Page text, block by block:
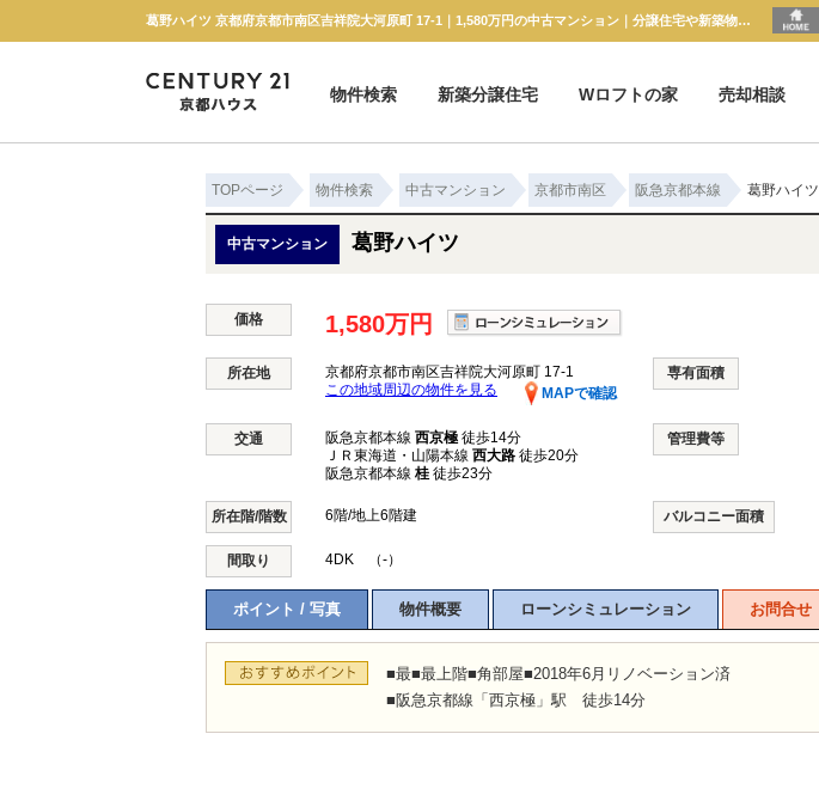
葛野ハイツ 京都府京都市南区吉祥院大河原町 17-1｜1,580万円の中古マンション｜分譲住宅や新築物件｜株式会社 京都ハウス
物件検索
新築分譲住宅 Wロフトの家 売却相談
TOPページ 物件検索 中古マンション 京都市南区 阪急京都本線 葛野ハイツ
中古マンション 葛野ハイツ
価格 1,580万円
所在地
京都府京都市南区吉祥院大河原町 17-1
MAPで確認
この地域周辺の物件を見る
専有面積
交通 阪急京都本線 西京極 徒歩14分
ＪＲ東海道・山陽本線 西大路 徒歩20分
阪急京都本線 桂 徒歩23分
管理費等
所在階/階数 6階/地上6階建 バルコニー面積
間取り 4DK （-）
ポイント / 写真 物件概要 ローンシミュレーション お問合せ
■最■最上階■角部屋■2018年6月リノベーション済
■阪急京都線「西京極」駅 徒歩14分